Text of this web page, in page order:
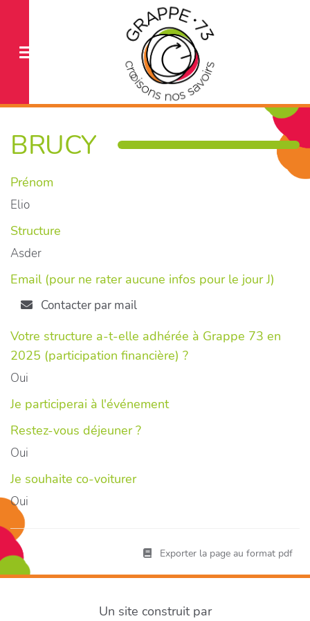
BRUCY
Prénom
Elio
Structure
Asder
Email (pour ne rater aucune infos pour le jour J)
Contacter par mail
Votre structure a-t-elle adhérée à Grappe 73 en
2025 (participation financière) ?
Oui
Je participerai à l'événement
Restez-vous déjeuner ?
Oui
Je souhaite co-voiturer
Oui
Exporter la page au format pdf
Un site construit par